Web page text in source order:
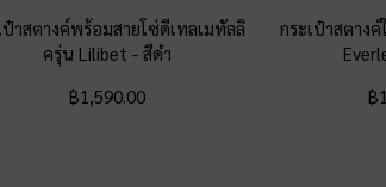
ป๋าสตางค์พร้อมสายโซ่ดีเทลเมทัลลิ
ครุ่น Lilibet - สีดำ
฿1,590.00
กระเป๋าสตา
฿